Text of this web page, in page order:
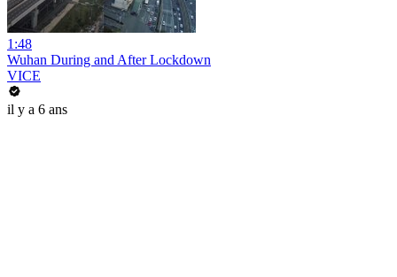
1:48
Wuhan During and After Lockdown
VICE
il y a 6 ans